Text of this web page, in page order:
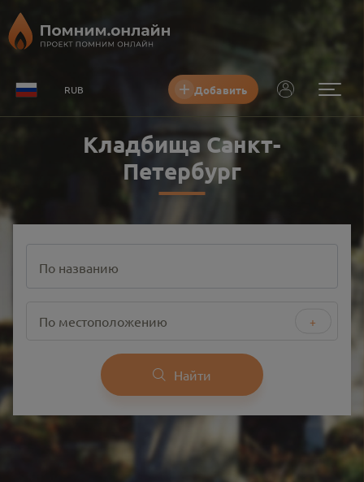
RUB Добавить
Кладбища Санкт-
Петербург
По названию
+
По местоположению
Найти